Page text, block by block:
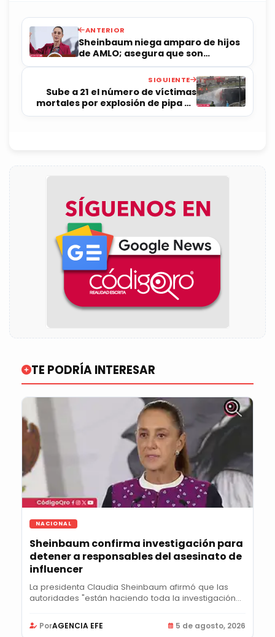
ANTERIOR
Sheinbaum niega amparo de hijos
de AMLO; asegura que son
"calumnias"
SIGUIENTE
Sube a 21 el número de víctimas
mortales por explosión de pipa en
Iztapalapa
TE PODRÍA INTERESAR
NACIONAL
Sheinbaum confirma investigación para
detener a responsables del asesinato de
influencer
La presidenta Claudia Sheinbaum afirmó que las
autoridades "están haciendo toda la investigación...
PorAGENCIA EFE 5 de agosto, 2026